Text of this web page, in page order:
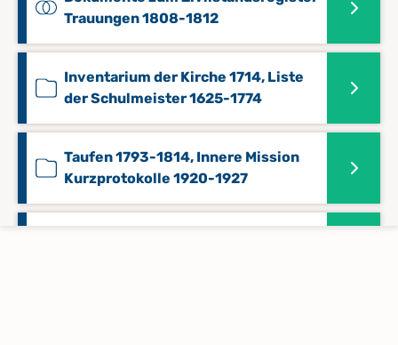
Trauungen 1808-1812
Inventarium der Kirche 1714, Liste
der Schulmeister 1625-1774
Taufen 1793-1814, Innere Mission
Kurzprotokolle 1920-1927